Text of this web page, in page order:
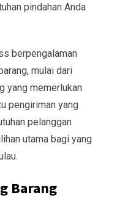
pindahan Anda
berpengalaman
mulai dari
yang memerlukan
pengiriman yang
pelanggan
utama bagi yang
Barang